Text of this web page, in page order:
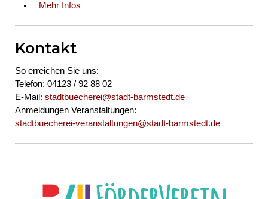
Mehr Infos
Kontakt
So erreichen Sie uns:
Telefon: 04123 / 92 88 02
E-Mail: stadtbuecherei@stadt-barmstedt.de
Anmeldungen Veranstaltungen:
stadtbuecherei-veranstaltungen@stadt-barmstedt.de